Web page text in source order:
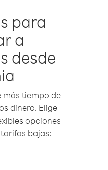
para
a
desde
más tiempo de
dinero. Elige
opciones
bajas: